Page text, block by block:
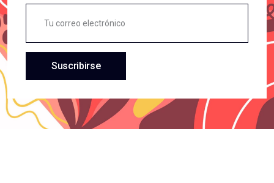
Suscribirse